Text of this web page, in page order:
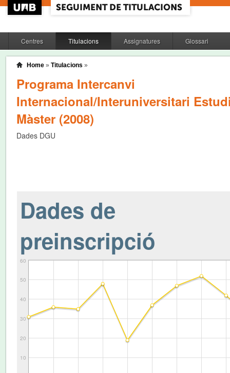
Centres Titulacions Assignatures Glossari
Home » Titulacions »
Programa Intercanvi
Internacional/Interuniversitari
Màster (2008)
Dades DGU
Dades de
preinscripció
10
20
30
40
50
60